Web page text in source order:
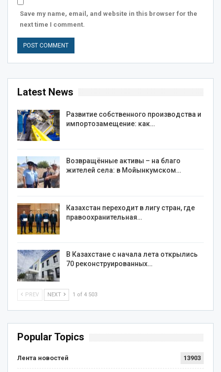
Save my name, email, and website in this browser for the
next time I comment.
Latest News
Развитие собственного производства и
импортозамещение: как…
Возвращённые активы – на благо
жителей села: в Мойынкумском…
Казахстан переходит в лигу стран, где
правоохранительная…
В Казахстане с начала лета открылись
70 реконструированных…
PREV NEXT 1 of 4 503
Popular Topics
Лента новостей 13903